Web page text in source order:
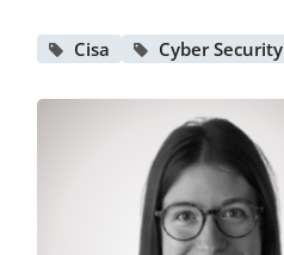
Cisa Cyber Security